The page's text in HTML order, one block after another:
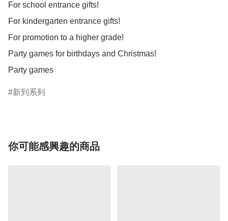
For school entrance gifts!
For kindergarten entrance gifts!
For promotion to a higher grade!
Party games for birthdays and Christmas!
新到系列
你可能感興趣的商品